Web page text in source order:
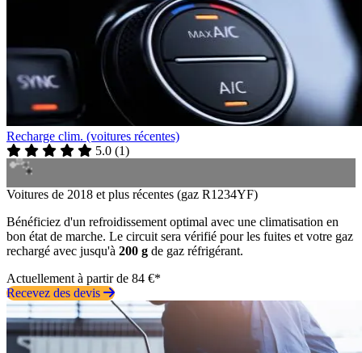
Recharge clim. (voitures récentes)
5.0 (1)
Voitures de 2018 et plus récentes (gaz R1234YF)
Bénéficiez d'un refroidissement optimal avec une climatisation en
bon état de marche. Le circuit sera vérifié pour les fuites et votre gaz
rechargé avec jusqu'à 200 g de gaz réfrigérant.
Actuellement à partir de 84 €*
Recevez des devis